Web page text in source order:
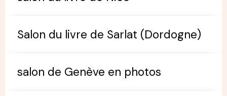
Salon du livre de Sarlat (Dordogne)
salon de Genève en photos